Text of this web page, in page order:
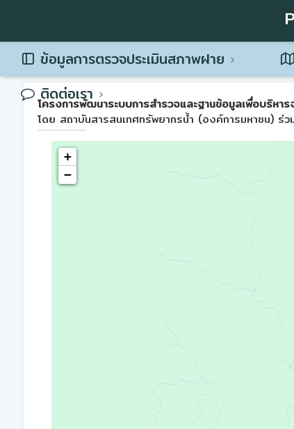
ข้อมูลการตรวจประเมินสภาพฝาย
ติดต่อเรา
โครงการพัฒนาระบบการสำรวจและฐานข้อมูลเพื่อบริห
โดย สถาบันสารสนเทศทรัพยากรน้ำ (องค์การมหาชน) ร่ว
+
−